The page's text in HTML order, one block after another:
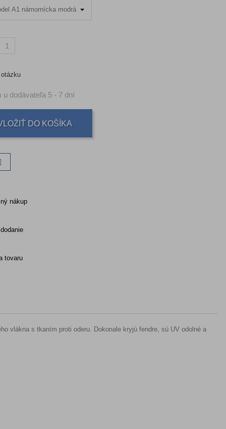
dodávateľa 5 - 7 dní
DO KOŠÍKA
nákup
tovaru
vlákna s tkaním proti oderu. Dokonale kryjú fendre, sú UV odolné a